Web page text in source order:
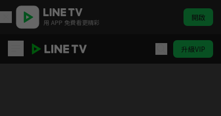
用 APP 免費看更精彩 開啟
升級VIP